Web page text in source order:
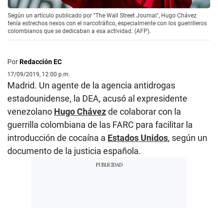
Según un artículo publicado por "The Wall Street Journal", Hugo Chávez
tenía estrechos nexos con el narcotráfico, especialmente con los guerrilleros
colombianos que se dedicaban a esa actividad. (AFP).
PorRedacción EC
17/09/2019, 12:00 p.m.
Madrid. Un agente de la agencia antidrogas
estadounidense, la DEA, acusó al expresidente
venezolano Hugo Chávezde colaborar con la
guerrilla colombiana de las FARC para facilitar la
introducción de cocaína a Estados Unidos, según un
documento de la justicia española.